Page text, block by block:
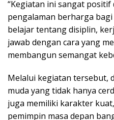
“Kegiatan ini sangat positif
pengalaman berharga
belajar tentang disiplin,
jawab dengan cara yang
membangun semangat
Melalui kegiatan tersebut,
muda yang tidak hanya
juga memiliki karakter
pemimpin masa depan